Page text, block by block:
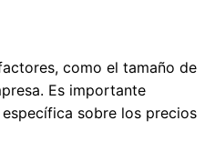
como el tamaño de
Es importante
sobre los precios